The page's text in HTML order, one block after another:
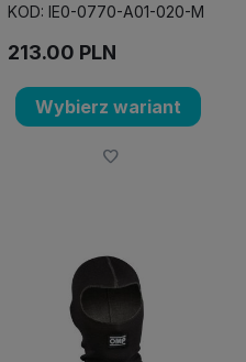
KOD: IE0-0770-A01-020-M
213.00 PLN
Wybierz wariant